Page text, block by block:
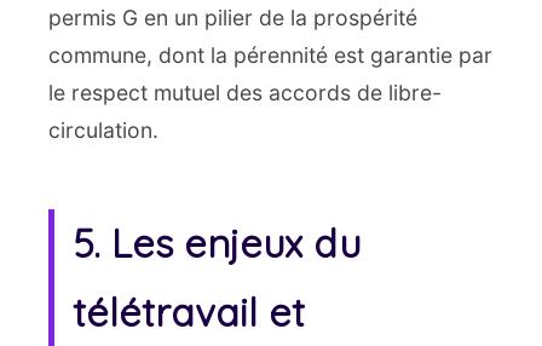
permis G en un pilier de la prospérité
commune, dont la pérennité est garantie par
le respect mutuel des accords de libre-
circulation.
5. Les enjeux du
télétravail et